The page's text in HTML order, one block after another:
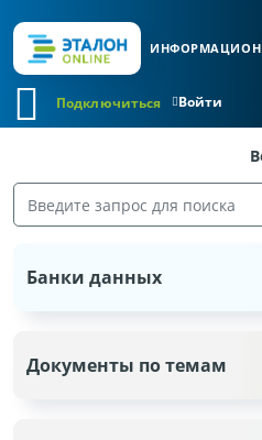
Войти
Подключиться
Банки данных
Документы по темам